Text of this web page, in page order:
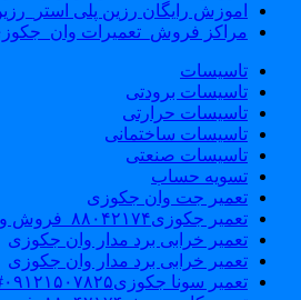
اموزش رایگان رزین پلی
مراکز فروش_تعمیرات
تاسیسات
تاسیسات برودتی
تاسیسات حرارتی
تاسیسات ساختمانی
تاسیسات صنعتی
تسویه حساب
تعمیر جت وان جکوزی
تعمیر جکوزی۸۸۰۴۲۱۷۴_فروش وان_جکوزی
تعمیر خرابی برد مدار وان جکوزی
تعمیر خرابی برد مدار وان جکوزی
تعمیر سونا جکوزی۰۹۱۲۱۵۰۷۸۲۵#| Sauna | Jacuzzi